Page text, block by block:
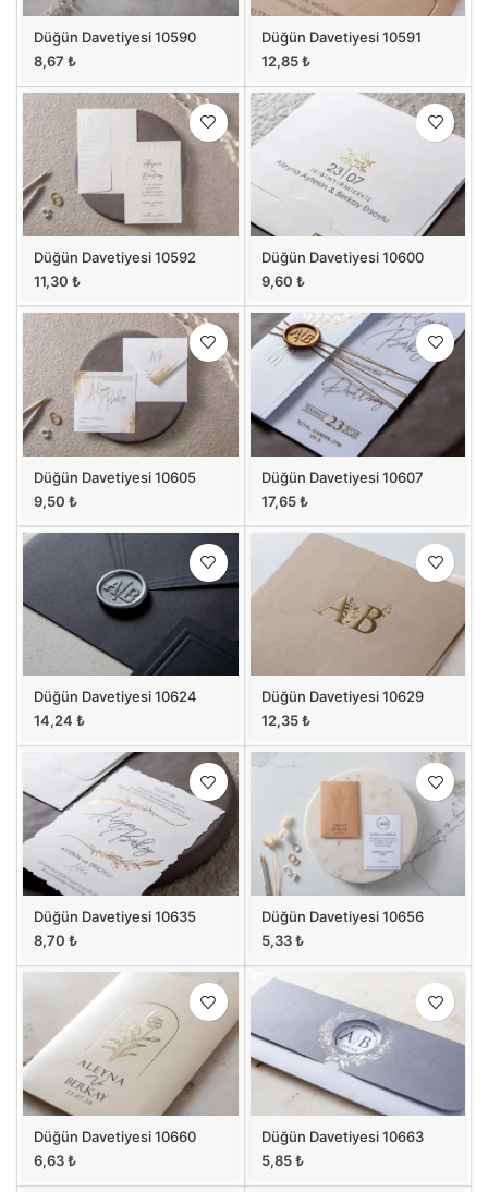
Düğün Davetiyesi 10590
8,67 ₺
Düğün Davetiyesi 10591
12,85₺
Düğün Davetiyesi 10592
11,30 ₺
Düğün Davetiyesi 10600
9,60 ₺
Düğün Davetiyesi 10605
9,50 ₺
Düğün Davetiyesi 10607
17,65₺
Düğün Davetiyesi 10624
14,24 ₺
Düğün Davetiyesi 10629
12,35₺
Düğün Davetiyesi 10635
8,70 ₺
Düğün Davetiyesi 10656
5,33₺
Düğün Davetiyesi 10660
6,63₺
Düğün Davetiyesi 10663
5,85₺